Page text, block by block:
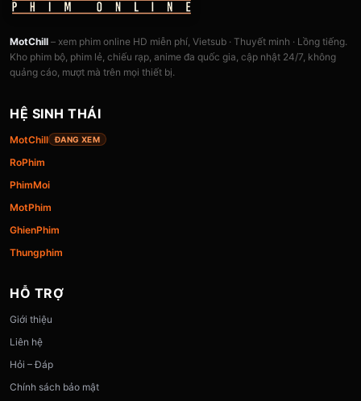
MotChill – xem phim online HD miễn phí, Vietsub · Thuyết minh · Lồng tiếng.
Kho phim bộ, phim lẻ, chiếu rạp, anime đa quốc gia, cập nhật 24/7, không
quảng cáo, mượt mà trên mọi thiết bị.
HỆ SINH THÁI
MotChill ĐANG XEM
RoPhim
PhimMoi
MotPhim
GhienPhim
Thungphim
HỖ TRỢ
Giới thiệu
Liên hệ
Hỏi – Đáp
Chính sách bảo mật